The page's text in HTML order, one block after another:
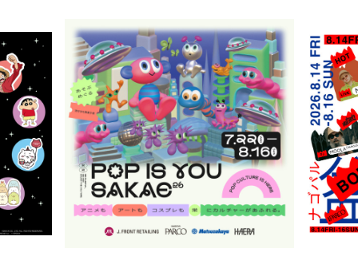
レストラン・カフェ
TAX FREE
PARCOメンバーズ
ภาษาไทย
日本語